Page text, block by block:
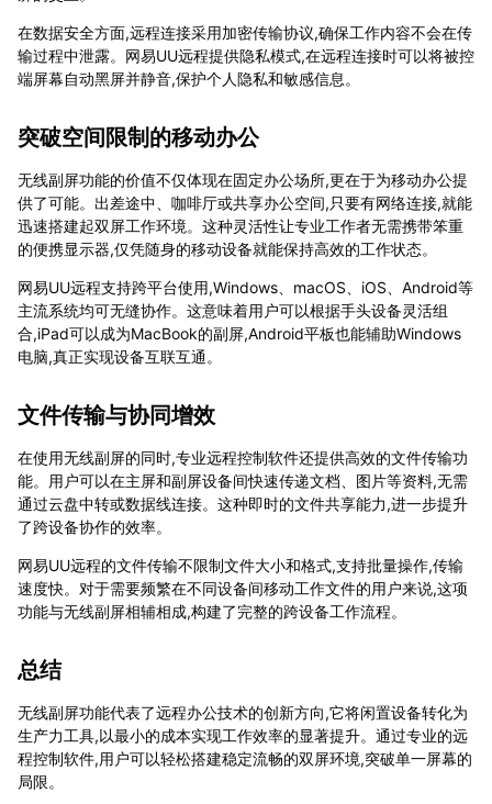
在数据安全方面,远程连接采用加密传输协议,确保工作内容不会在传
输过程中泄露。网易UU远程提供隐私模式,在远程连接时可以将被控
端屏幕自动黑屏并静音,保护个人隐私和敏感信息。
突破空间限制的移动办公
无线副屏功能的价值不仅体现在固定办公场所,更在于为移动办公提
供了可能。出差途中、咖啡厅或共享办公空间,只要有网络连接,就能
迅速搭建起双屏工作环境。这种灵活性让专业工作者无需携带笨重
的便携显示器,仅凭随身的移动设备就能保持高效的工作状态。
网易UU远程支持跨平台使用,Windows、macOS、iOS、Android等
主流系统均可无缝协作。这意味着用户可以根据手头设备灵活组
合,iPad可以成为MacBook的副屏,Android平板也能辅助Windows
电脑,真正实现设备互联互通。
文件传输与协同增效
在使用无线副屏的同时,专业远程控制软件还提供高效的文件传输功
能。用户可以在主屏和副屏设备间快速传递文档、图片等资料,无需
通过云盘中转或数据线连接。这种即时的文件共享能力,进一步提升
了跨设备协作的效率。
网易UU远程的文件传输不限制文件大小和格式,支持批量操作,传输
速度快。对于需要频繁在不同设备间移动工作文件的用户来说,这项
功能与无线副屏相辅相成,构建了完整的跨设备工作流程。
总结
无线副屏功能代表了远程办公技术的创新方向,它将闲置设备转化为
生产力工具,以最小的成本实现工作效率的显著提升。通过专业的远
程控制软件,用户可以轻松搭建稳定流畅的双屏环境,突破单一屏幕的
局限。